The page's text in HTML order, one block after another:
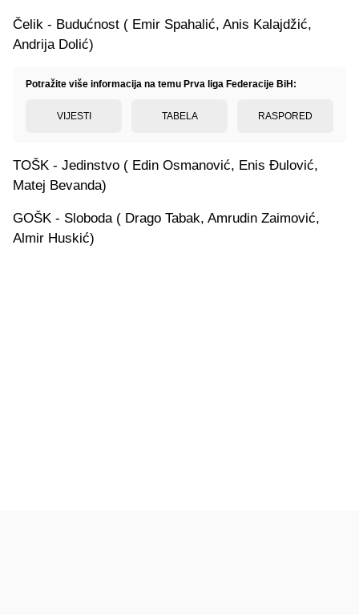
Čelik - Budućnost ( Emir Spahalić, Anis Kalajdžić,
Andrija Dolić)
Potražite više informacija na temu Prva liga Federacije BiH:
VIJESTI TABELA RASPORED
TOŠK - Jedinstvo ( Edin Osmanović, Enis Đulović,
Matej Bevanda)
GOŠK - Sloboda ( Drago Tabak, Amrudin Zaimović,
Almir Huskić)